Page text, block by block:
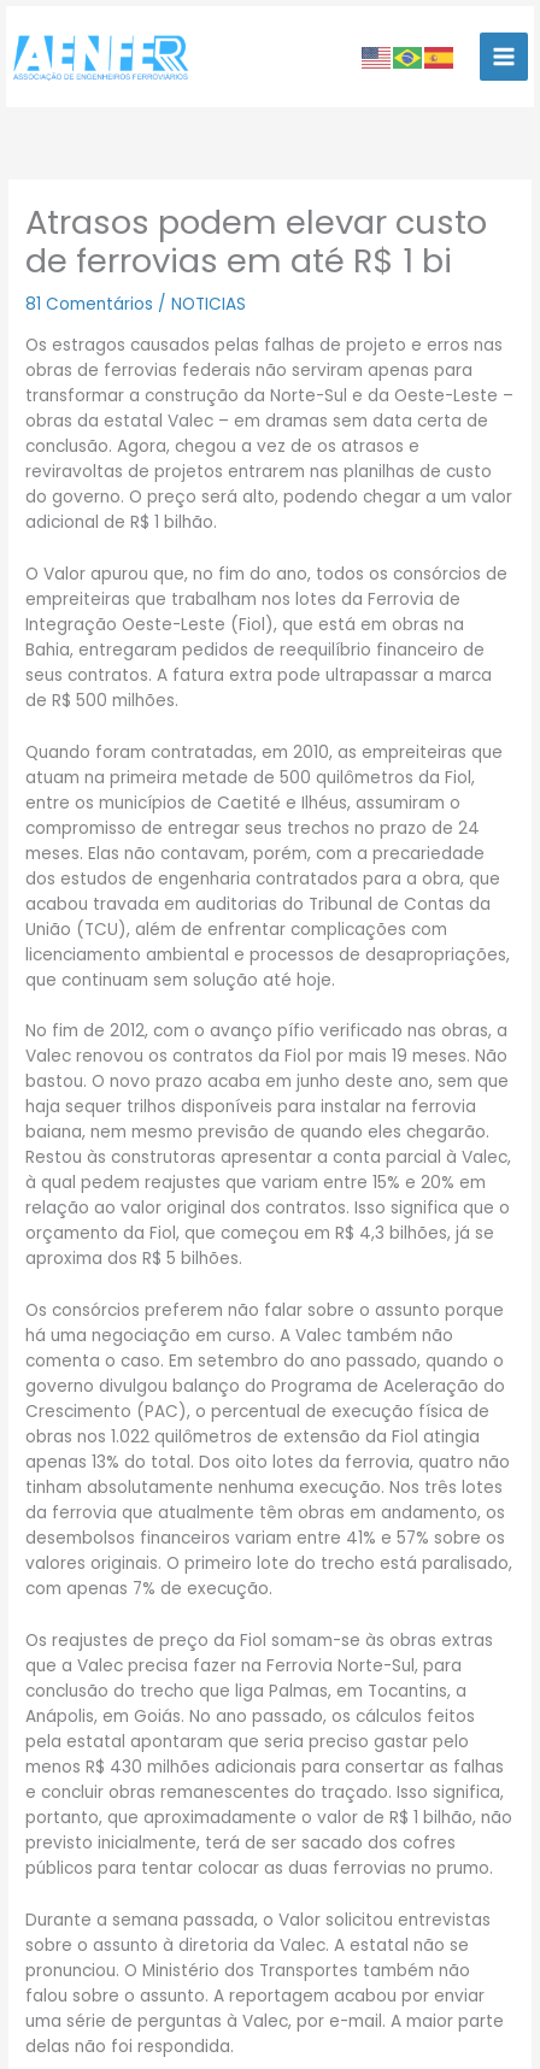
para
conteúdo
Atrasos podem elevar custo
de ferrovias em até R$ 1 bi
81 Comentários /NOTICIAS
Os estragos causados pelas falhas de projeto e erros nas
obras de ferrovias federais não serviram apenas para
transformar a construção da Norte-Sul e da Oeste-Leste –
obras da estatal Valec – em dramas sem data certa de
conclusão. Agora, chegou a vez de os atrasos e
reviravoltas de projetos entrarem nas planilhas de custo
do governo. O preço será alto, podendo chegar a um valor
adicional de R$ 1 bilhão.
O Valor apurou que, no fim do ano, todos os consórcios de
empreiteiras que trabalham nos lotes da Ferrovia de
Integração Oeste-Leste (Fiol), que está em obras na
Bahia, entregaram pedidos de reequilíbrio financeiro de
seus contratos. A fatura extra pode ultrapassar a marca
de R$ 500 milhões.
Quando foram contratadas, em 2010, as empreiteiras que
atuam na primeira metade de 500 quilômetros da Fiol,
entre os municípios de Caetité e Ilhéus, assumiram o
compromisso de entregar seus trechos no prazo de 24
meses. Elas não contavam, porém, com a precariedade
dos estudos de engenharia contratados para a obra, que
acabou travada em auditorias do Tribunal de Contas da
União (TCU), além de enfrentar complicações com
licenciamento ambiental e processos de desapropriações,
que continuam sem solução até hoje.
No fim de 2012, com o avanço pífio verificado nas obras, a
Valec renovou os contratos da Fiol por mais 19 meses. Não
bastou. O novo prazo acaba em junho deste ano, sem que
haja sequer trilhos disponíveis para instalar na ferrovia
baiana, nem mesmo previsão de quando eles chegarão.
Restou às construtoras apresentar a conta parcial à Valec,
à qual pedem reajustes que variam entre 15% e 20% em
relação ao valor original dos contratos. Isso significa que o
orçamento da Fiol, que começou em R$ 4,3 bilhões, já se
aproxima dos R$ 5 bilhões.
Os consórcios preferem não falar sobre o assunto porque
há uma negociação em curso. A Valec também não
comenta o caso. Em setembro do ano passado, quando o
governo divulgou balanço do Programa de Aceleração do
Crescimento (PAC), o percentual de execução física de
obras nos 1.022 quilômetros de extensão da Fiol atingia
apenas 13% do total. Dos oito lotes da ferrovia, quatro não
tinham absolutamente nenhuma execução. Nos três lotes
da ferrovia que atualmente têm obras em andamento, os
desembolsos financeiros variam entre 41% e 57% sobre os
valores originais. O primeiro lote do trecho está paralisado,
com apenas 7% de execução.
Os reajustes de preço da Fiol somam-se às obras extras
que a Valec precisa fazer na Ferrovia Norte-Sul, para
conclusão do trecho que liga Palmas, em Tocantins, a
Anápolis, em Goiás. No ano passado, os cálculos feitos
pela estatal apontaram que seria preciso gastar pelo
menos R$ 430 milhões adicionais para consertar as falhas
e concluir obras remanescentes do traçado. Isso significa,
portanto, que aproximadamente o valor de R$ 1 bilhão, não
previsto inicialmente, terá de ser sacado dos cofres
públicos para tentar colocar as duas ferrovias no prumo.
Durante a semana passada, o Valor solicitou entrevistas
sobre o assunto à diretoria da Valec. A estatal não se
pronunciou. O Ministério dos Transportes também não
falou sobre o assunto. A reportagem acabou por enviar
uma série de perguntas à Valec, por e-mail. A maior parte
delas não foi respondida.